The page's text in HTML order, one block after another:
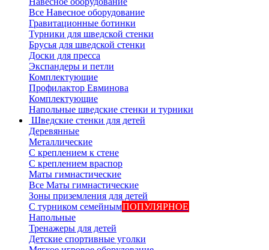
Все Навесное оборудование
Гравитационные ботинки
Турники для шведской стенки
Брусья для шведской стенки
Доски для пресса
Экспандеры и петли
Комплектующие
Профилактор Евминова
Комплектующие
Напольные шведские стенки и турники
Шведские стенки для детей
Деревянные
Металлические
С креплением к стене
С креплением враспор
Маты гимнастические
Все Маты гимнастические
Зоны приземления для детей
С турником семейнымПОПУЛЯРНОЕ
Напольные
Тренажеры для детей
Детские спортивные уголки